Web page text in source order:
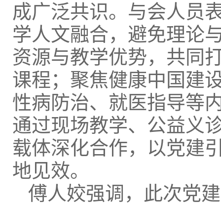
成广泛共识。与会人员
学人文融合，避免理论
资源与教学优势，共同
课程；聚焦健康中国建
性病防治、就医指导等
通过现场教学、公益义
载体深化合作，以党建
地见效。
傅人姣强调，此次党